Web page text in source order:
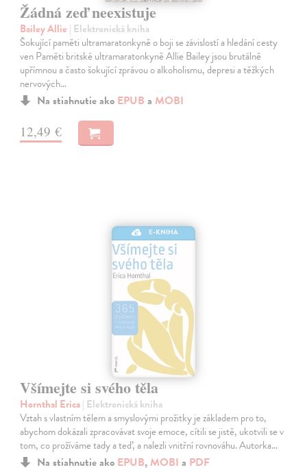
Žádná zeď neexistuje
Bailey Allie | Elektronická kniha
Šokující paměti ultramaratonkyně o boji se závislostí a hledání cesty
ven Paměti britské ultramaratonkyně Allie Bailey jsou brutálně
upřímnou a často šokující zprávou o alkoholismu, depresi a těžkých
nervových…
Na stiahnutie ako EPUB a MOBI
12,49 €
E-KNIHA
Všímejte si svého těla
Hornthal Erica| Elektronická kniha
Vztah s vlastním tělem a smyslovými prožitky je základem pro to,
abychom dokázali zpracovávat svoje emoce, cítili se jistě, ukotvili se v
tom, co prožíváme tady a teď, a nalezli vnitřní rovnováhu. Autorka…
Na stiahnutie ako EPUB, MOBI a PDF